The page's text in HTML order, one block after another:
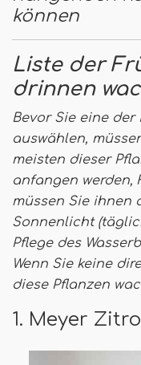
können
Liste der
drinnen
Bevor Sie eine
auswählen,
meisten dieser
anfangen werden,
müssen Sie ihnen
Sonnenlicht
Pflege des
Wenn Sie keine
diese Pflanzen
1. Meyer